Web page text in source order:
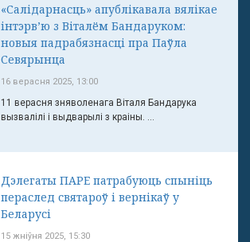
«Салідарнасць» апублікавала вялікае
інтэрв’ю з Віталём Бандаруком:
новыя падрабязнасці пра Паўла
Севярынца
16 верасня 2025, 13:00
11 верасня зняволенага Віталя Бандарука
вызвалілі і выдварылі з краіны. ...
Дэлегаты ПАРЕ патрабуюць спыніць
пераслед святароў і вернікаў у
Беларусі
15 жніўня 2025, 15:30